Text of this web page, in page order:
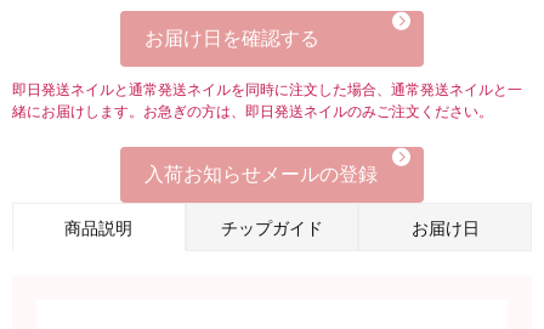
お届け日を確認する
即日発送ネイルと通常発送ネイルを同時に注文した場合、通常発送ネイルと一
緒にお届けします。お急ぎの方は、即日発送ネイルのみご注文ください。
入荷お知らせメールの登録
商品説明 チップガイド お届け日